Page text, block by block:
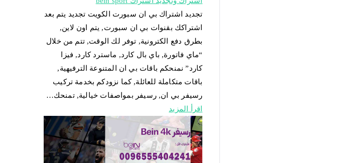
تجديد اشتراك بي ان سبورت الكويت تجديد يتم بعد
اشتراكك بقنوات بي ان سبورت, يتم اون لاين,
بطرق دفع الكترونية, توفر لك الوقت, تتم من خلال
“ماي فاتورة, باي بال كارد, ماسترد كارد, فيزا
كارد” نمنحكم باقات بي ان المتنوعة الترفيهية,
باقات متكاملة للعائلة, كما نزودكم بخدمة تركيب
رسيفر بي ان, رسيفر بمواصفات خيالية, تمنحك…
اقرأ المزيد